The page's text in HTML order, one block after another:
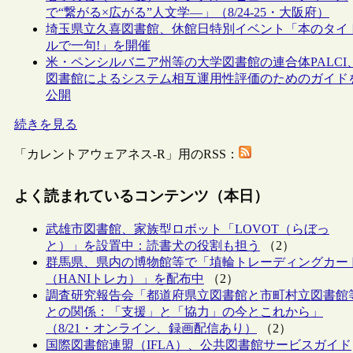
で“繋がる×広がる”人文学―」（8/24-25・大阪府）
埼玉県立久喜図書館、休館日特別イベント「本のタイ
ルで一句!」を開催
米・ペンシルバニア州等の大学図書館の連合体PALCI、
図書館によるシステム相互運用性評価のためのガイド
公開
続きを見る
「カレントアウェアネス-R」用のRSS：
よく読まれているコンテンツ（本日）
武雄市図書館、家族型ロボット「LOVOT（らぼっ
と）」を設置中：読書犬の役割も担う
（2）
群馬県、県内の博物館等で「埴輪トレーディングカー
（HANIトレカ）」を配布中
（2）
調査研究報告会「都道府県立図書館と市町村立図書館
との関係：「支援」と「協力」の今とこれから」
（8/21・オンライン、録画配信あり）
（2）
国際図書館連盟（IFLA）、公共図書館サービスガイド